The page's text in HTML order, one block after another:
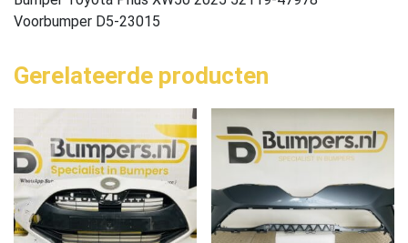
Voorbumper D5-23015
Gerelateerde producten